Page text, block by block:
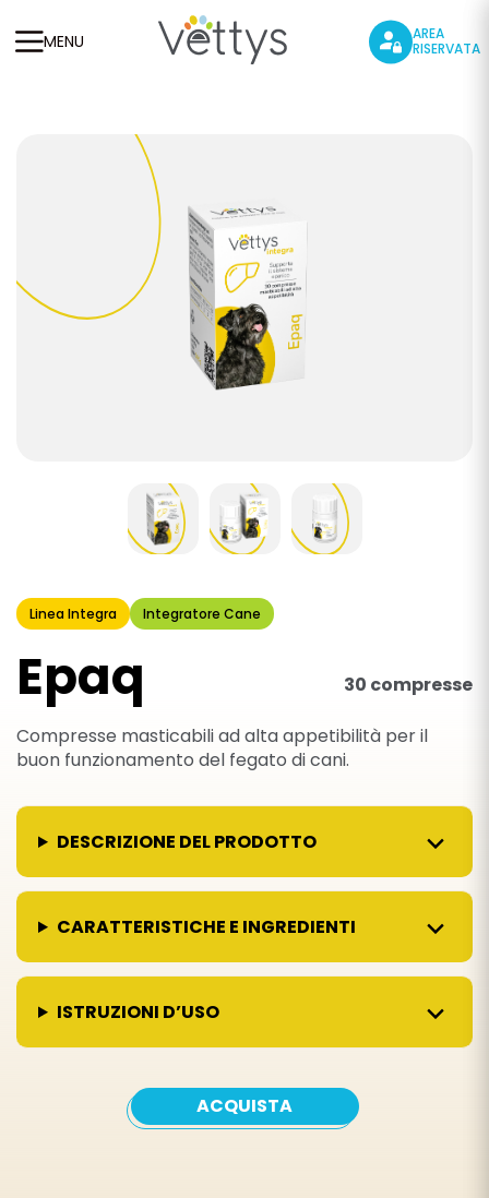
MENU
AREA
RISERVATA
Linea Integra Integratore Cane
Epaq 30 compresse
Compresse masticabili ad alta appetibilità per il
buon funzionamento del fegato di cani.
DESCRIZIONE DEL PRODOTTO
CARATTERISTICHE E INGREDIENTI
ISTRUZIONI D’USO
ACQUISTA